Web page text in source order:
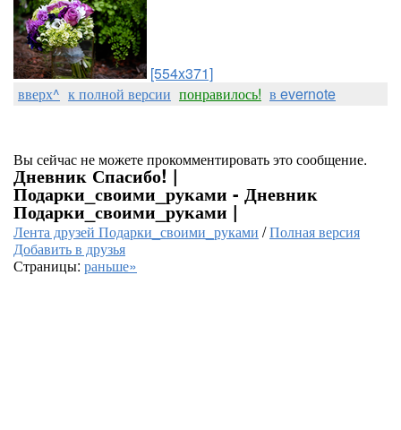
[554x371]
вверх^ к полной версии понравилось! в evernote
Вы сейчас не можете прокомментировать это сообщение.
Дневник Спасибо! |
Подарки_своими_руками - Дневник
Подарки_своими_руками |
Лента друзей Подарки_своими_руками /Полная версия
Добавить в друзья
Страницы: раньше»